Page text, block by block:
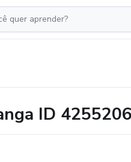
ID 4255206